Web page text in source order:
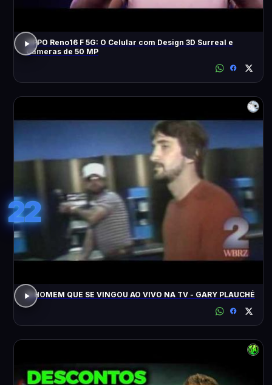
OPPO Reno16 F 5G: O Celular com Design 3D Surreal e
Câmeras de 50 MP
22
O HOMEM QUE SE VINGOU AO VIVO NA TV - GARY PLAUCHÉ